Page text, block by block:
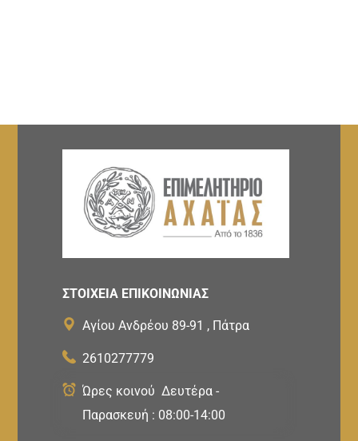
ΣΤΟΙΧΕΙΑ ΕΠΙΚΟΙΝΩΝΙΑΣ
Αγίου Ανδρέου 89-91 , Πάτρα
2610277779
Ώρες κοινού Δευτέρα -
Παρασκευή : 08:00-14:00